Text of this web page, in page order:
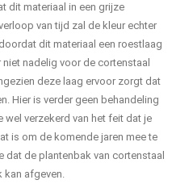
dit materiaal in een grijze
van tijd zal de kleur echter
dit materiaal een roestlaag
nadelig voor de cortenstaal
deze laag ervoor zorgt dat
Hier is verder geen behandeling
verzekerd van het feit dat je
is om de komende jaren mee te
dat de plantenbak van cortenstaal
kan afgeven.